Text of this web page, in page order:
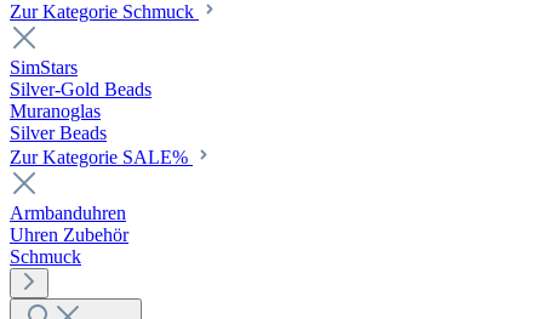
Zur Kategorie Schmuck
SimStars
Silver-Gold Beads
Muranoglas
Silver Beads
Zur Kategorie SALE%
Armbanduhren
Uhren Zubehör
Schmuck